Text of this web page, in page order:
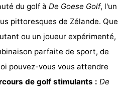
du golf à De Goese Golf, l'un
pittoresques de Zélande. Que
ou un joueur expérimenté,
parfaite de sport, de
pouvez-vous vous attendre
de golf stimulants : De